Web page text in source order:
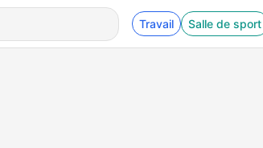
Travail Salle de sport